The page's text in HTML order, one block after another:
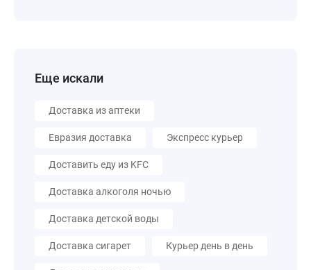
Еще искали
Доставка из аптеки
Евразия доставка Экспресс курьер
Доставить еду из KFC
Доставка алкоголя ночью
Доставка детской воды
Доставка сигарет Курьер день в день